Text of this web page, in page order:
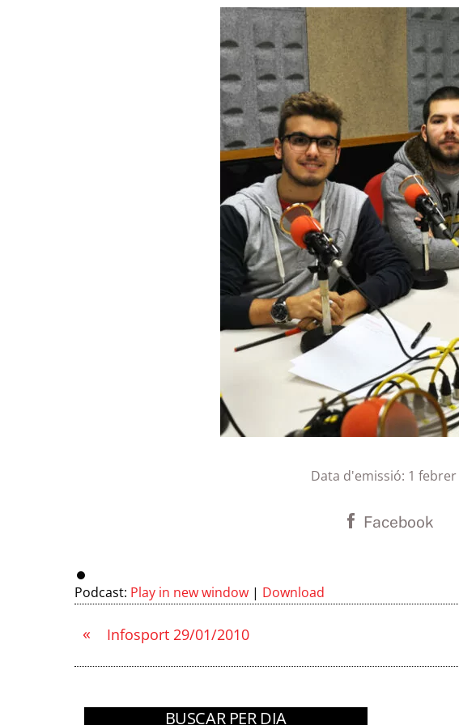
Data d'emissió: 1 febrer
Facebook
Podcast: Play in new window | Download
« Infosport 29/01/2010
BUSCAR PER DIA